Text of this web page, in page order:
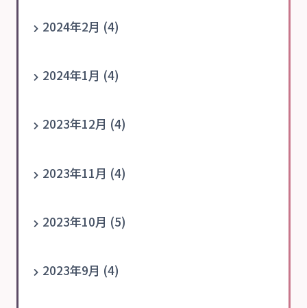
2024年2月 (4)
2024年1月 (4)
2023年12月 (4)
2023年11月 (4)
2023年10月 (5)
2023年9月 (4)